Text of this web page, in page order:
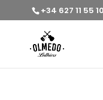
+34 627 11 55 10